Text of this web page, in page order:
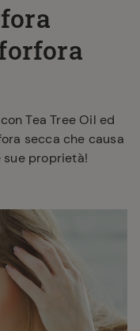
Tea Tree Oil ed
secca che causa
sue proprietà!